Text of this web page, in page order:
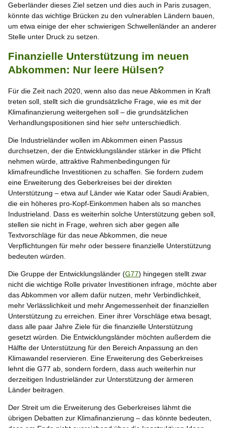
Geberländer dieses Ziel setzen und dies auch in Paris zusagen,
könnte das wichtige Brücken zu den vulnerablen Ländern bauen,
um etwa einige der eher schwierigen Schwellenländer an anderer
Stelle unter Druck zu setzen.
Finanzielle Unterstützung im neuen
Abkommen: Nur leere Hülsen?
Für die Zeit nach 2020, wenn also das neue Abkommen in Kraft
treten soll, stellt sich die grundsätzliche Frage, wie es mit der
Klimafinanzierung weitergehen soll – die grundsätzlichen
Verhandlungspositionen sind hier sehr unterschiedlich.
Die Industrieländer wollen im Abkommen einen Passus
durchsetzen, der die Entwicklungsländer stärker in die Pflicht
nehmen würde, attraktive Rahmenbedingungen für
klimafreundliche Investitionen zu schaffen. Sie fordern zudem
eine Erweiterung des Geberkreises bei der direkten
Unterstützung – etwa auf Länder wie Katar oder Saudi Arabien,
die ein höheres pro-Kopf-Einkommen haben als so manches
Industrieland. Dass es weiterhin solche Unterstützung geben soll,
stellen sie nicht in Frage, wehren sich aber gegen alle
Textvorschläge für das neue Abkommen, die neue
Verpflichtungen für mehr oder bessere finanzielle Unterstützung
bedeuten würden.
Die Gruppe der Entwicklungsländer (G77) hingegen stellt zwar
nicht die wichtige Rolle privater Investitionen infrage, möchte aber
das Abkommen vor allem dafür nutzen, mehr Verbindlichkeit,
mehr Verlässlichkeit und mehr Angemessenheit der finanziellen
Unterstützung zu erreichen. Einer ihrer Vorschläge etwa besagt,
dass alle paar Jahre Ziele für die finanzielle Unterstützung
gesetzt würden. Die Entwicklungsländer möchten außerdem die
Hälfte der Unterstützung für den Bereich Anpassung an den
Klimawandel reservieren. Eine Erweiterung des Geberkreises
lehnt die G77 ab, sondern fordern, dass auch weiterhin nur
derzeitigen Industrieländer zur Unterstützung der ärmeren
Länder beitragen.
Der Streit um die Erweiterung des Geberkreises lähmt die
übrigen Debatten zur Klimafinanzierung – das könnte bedeuten,